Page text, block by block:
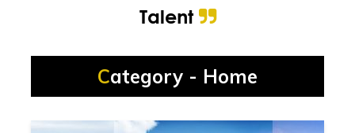
Talent
Category - Home